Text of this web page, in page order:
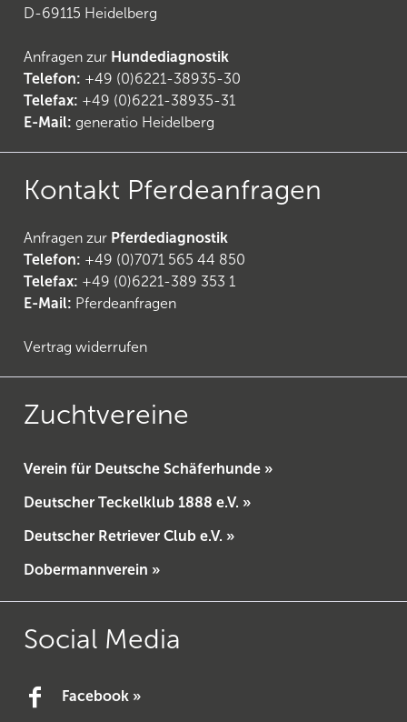
D-69115 Heidelberg
Anfragen zur Hundediagnostik
Telefon: +49 (0)6221-38935-30
Telefax: +49 (0)6221-38935-31
E-Mail: generatio Heidelberg
Kontakt Pferdeanfragen
Anfragen zur Pferdediagnostik
Telefon: +49 (0)7071 565 44 850
Telefax: +49 (0)6221-389 353 1
E-Mail: Pferdeanfragen
Vertrag widerrufen
Zuchtvereine
Verein für Deutsche Schäferhunde »
Deutscher Teckelklub 1888 e.V. »
Deutscher Retriever Club e.V. »
Dobermannverein »
Social Media
Facebook »